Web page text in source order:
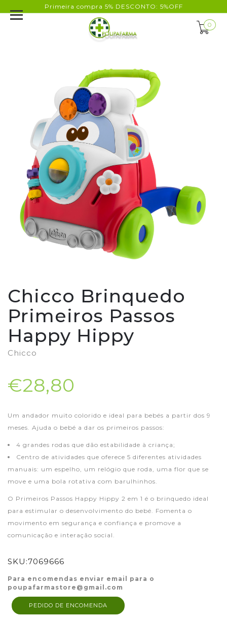
Primeira compra 5% DESCONTO: 5%OFF
0
Chicco Brinquedo
Primeiros Passos
Happy Hippy
Chicco
€28,80
Um andador muito colorido e ideal para bebés a partir dos 9
meses. Ajuda o bebé a dar os primeiros passos:
4 grandes rodas que dão estabilidade à criança;
Centro de atividades que oferece 5 diferentes atividades
manuais: um espelho, um relógio que roda, uma flor que se
move e uma bola rotativa com barulhinhos.
O Primeiros Passos Happy Hippy 2 em 1 é o brinquedo ideal
para estimular o desenvolvimento do bebé. Fomenta o
movimento em segurança e confiança e promove a
comunicação e interação social.
SKU:7069666
Para encomendas enviar email para o
poupafarmastore@gmail.com
PEDIDO DE ENCOMENDA